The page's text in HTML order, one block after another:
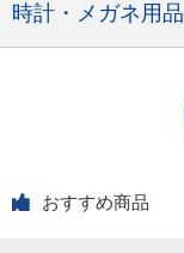
時計・メガネ用品
おすすめ商品